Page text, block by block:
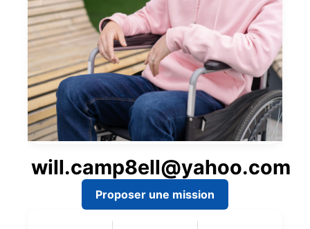
will.camp8ell@yahoo.com
Proposer une mission